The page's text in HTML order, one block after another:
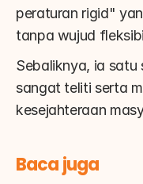
peraturan rigid"
tanpa wujud
Sebaliknya, ia satu
sangat teliti serta
kesejahteraan
Baca juga